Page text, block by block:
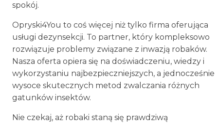
spokój.
Opryski4You to coś więcej niż tylko firma oferująca
usługi dezynsekcji. To partner, który kompleksowo
rozwiązuje problemy związane z inwazją robaków.
Nasza oferta opiera się na doświadczeniu, wiedzy i
wykorzystaniu najbezpieczniejszych, a jednocześnie
wysoce skutecznych metod zwalczania różnych
gatunków insektów.
Nie czekaj, aż robaki staną się prawdziwą